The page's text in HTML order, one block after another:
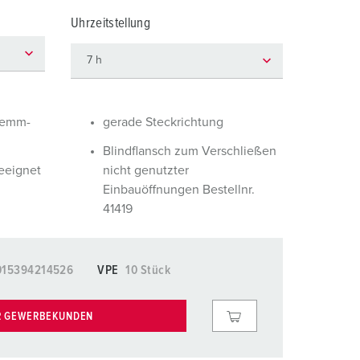
Uhrzeitstellung
gerade Steckrichtung
Blindflansch zum Verschließen
nicht genutzter
Einbauöffnungen Bestellnr.
41419
VPE 10 Stück
GEWERBEKUNDEN